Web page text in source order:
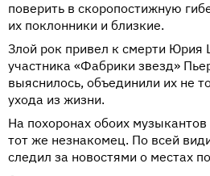
поверить в скоропостижную
их поклонники и близкие.
Злой рок привел к смерти Юрия
участника «Фабрики звезд»
выяснилось, объединили их не
ухода из жизни.
На похоронах обоих
тот же незнакомец. По всей
следил за новостями о местах